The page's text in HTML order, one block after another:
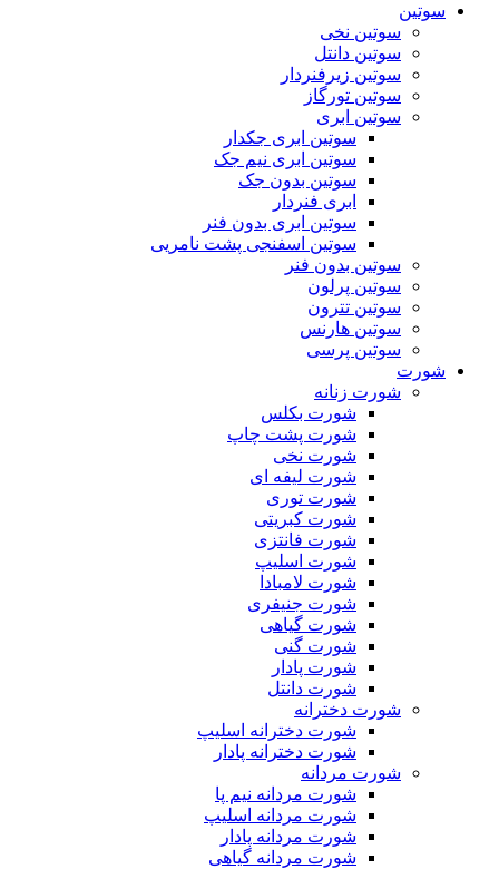
سوتین
سوتین نخی
سوتین دانتل
سوتین زیرفنردار
سوتین تورگاز
سوتین ابری
سوتین ابری جکدار
سوتین ابری نیم جک
سوتین بدون جک
ابری فنردار
سوتین ابری بدون فنر
سوتین اسفنجی پشت نامریی
سوتین بدون فنر
سوتین پرلون
سوتین تترون
سوتین هارنس
سوتین پرسی
شورت
شورت زنانه
شورت بکلس
شورت پشت چاپ
شورت نخی
شورت لیفه ای
شورت توری
شورت کبریتی
شورت فانتزی
شورت اسلیپ
شورت لامبادا
شورت جنیفری
شورت گیاهی
شورت گنی
شورت پادار
شورت دانتل
شورت دخترانه
شورت دخترانه اسلیپ
شورت دخترانه پادار
شورت مردانه
شورت مردانه نیم پا
شورت مردانه اسلیپ
شورت مردانه پادار
شورت مردانه گیاهی